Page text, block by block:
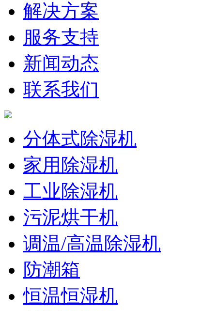
解决方案
服务支持
新闻动态
联系我们
分体式除湿机
家用除湿机
工业除湿机
污泥烘干机
调温/高温除湿机
防潮箱
恒温恒湿机